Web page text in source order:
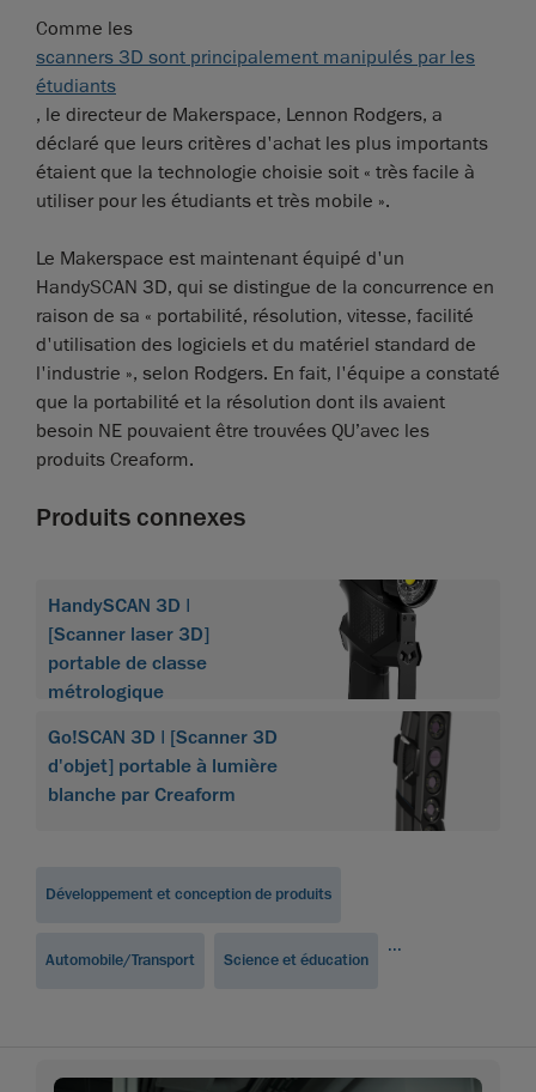
Comme les
scanners 3D sont principalement manipulés par les
étudiants
, le directeur de Makerspace, Lennon Rodgers, a
déclaré que leurs critères d'achat les plus importants
étaient que la technologie choisie soit « très facile à
utiliser pour les étudiants et très mobile ».
Le Makerspace est maintenant équipé d'un
HandySCAN 3D, qui se distingue de la concurrence en
raison de sa « portabilité, résolution, vitesse, facilité
d'utilisation des logiciels et du matériel standard de
l'industrie », selon Rodgers. En fait, l'équipe a constaté
que la portabilité et la résolution dont ils avaient
besoin NE pouvaient être trouvées QU’avec les
produits Creaform.
Produits connexes
HandySCAN 3D |
[Scanner laser 3D]
portable de classe
métrologique
Go!SCAN 3D | [Scanner 3D
d'objet] portable à lumière
blanche par Creaform
Développement et conception de produits
Automobile/Transport Science et éducation
...